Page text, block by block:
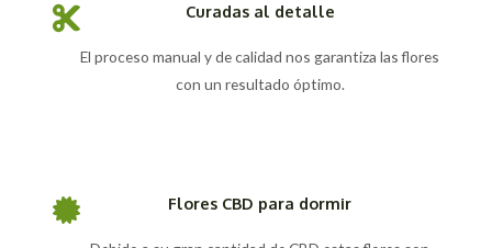
Curadas al detalle
El proceso manual y de calidad nos garantiza las flores
con un resultado óptimo.
Flores CBD para dormir